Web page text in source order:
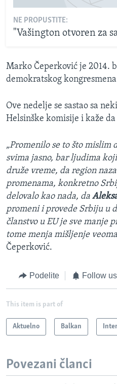
NE PROPUSTITE:
"Vašington otvoren za
Marko Čeperković je 2014.
demokratskog kongresmena
Ove nedelje se sastao sa
Helsinške komisije i kaže
„Promenilo se to što mislim
svima jasno, bar ljudima
druže vreme, da region
promenama, konkretno
delovalo kao nada, da
promeni i provede Srbiju u
članstvo u EU je sve manje
tome menja mišljenje
Čeperković.​
Podelite Follow us
This item is part of
Aktuelno Balkan
Povezani članci